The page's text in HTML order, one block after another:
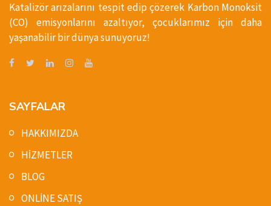
Katalizör arızalarını tespit edip çözerek Karbon Monoksit
(CO) emisyonlarını azaltıyor, çocuklarımız için daha
yaşanabilir bir dünya sunuyoruz!
SAYFALAR
HAKKIMIZDA
HİZMETLER
BLOG
ONLİNE SATIŞ